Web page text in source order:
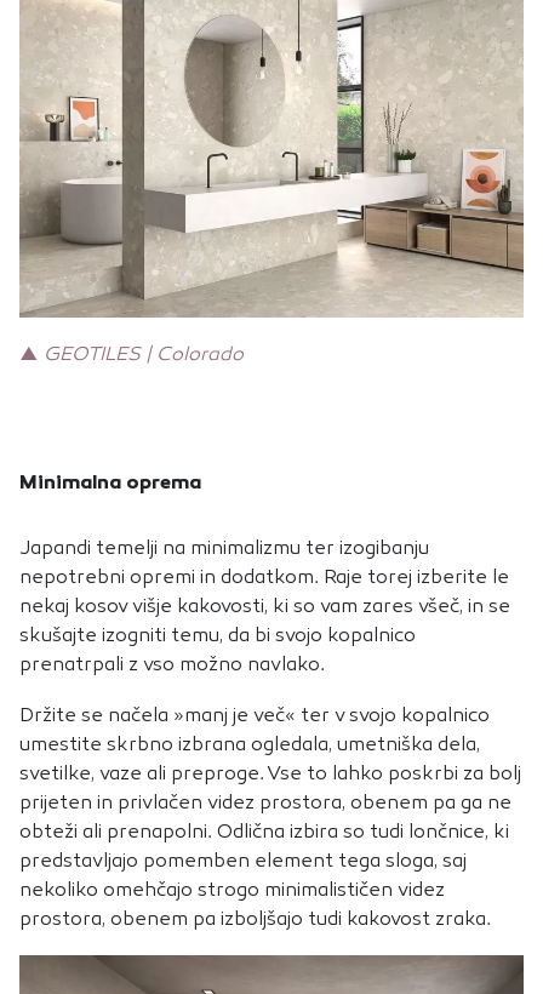
▲ GEOTILES | Colorado
Minimalna oprema
Japandi temelji na minimalizmu ter izogibanju
nepotrebni opremi in dodatkom. Raje torej izberite le
nekaj kosov višje kakovosti, ki so vam zares všeč, in se
skušajte izogniti temu, da bi svojo kopalnico
prenatrpali z vso možno navlako.
Držite se načela »manj je več« ter v svojo kopalnico
umestite skrbno izbrana ogledala, umetniška dela,
svetilke, vaze ali preproge. Vse to lahko poskrbi za bolj
prijeten in privlačen videz prostora, obenem pa ga ne
obteži ali prenapolni. Odlična izbira so tudi lončnice, ki
predstavljajo pomemben element tega sloga, saj
nekoliko omehčajo strogo minimalističen videz
prostora, obenem pa izboljšajo tudi kakovost zraka.